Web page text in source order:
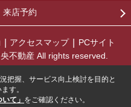
来店予約
アクセスマップ
PCサイト
不動産 All rights reserved.
把握、サービス向上検討を目的と
す。
て」 をご確認ください。